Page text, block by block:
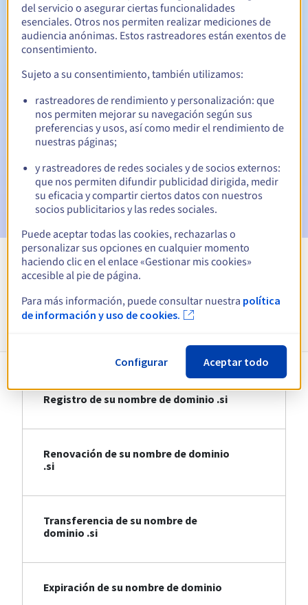
Período de redención 5 días
Notificaciones automáticas:
Emails de aviso:60, 30, 15, 7 y 3 días antes de la fecha de
vencimiento
Email el día del vencimiento
Email tras el Redemption Grace Periodpara notificar la
eliminación del nombre de dominio
Ver todas las extensiones
Información sobre .si
Registro de su nombre de dominio .si
Renovación de su nombre de dominio
.si
Transferencia de su nombre de
dominio .si
Expiración de su nombre de dominio
del servicio o asegurar ciertas funcionalidades
esenciales. Otros nos permiten realizar mediciones de
audiencia anónimas. Estos rastreadores están exentos de
consentimiento.
Sujeto a su consentimiento, también utilizamos:
rastreadores de rendimiento y personalización: que
nos permiten mejorar su navegación según sus
preferencias y usos, así como medir el rendimiento de
nuestras páginas;
y rastreadores de redes sociales y de socios externos:
que nos permiten difundir publicidad dirigida, medir
su eficacia y compartir ciertos datos con nuestros
socios publicitarios y las redes sociales.
Puede aceptar todas las cookies, rechazarlas o
personalizar sus opciones en cualquier momento
haciendo clic en el enlace «Gestionar mis cookies»
accesible al pie de página.
Para más información, puede consultar nuestra política
de información y uso de cookies.
Configurar Aceptar todo